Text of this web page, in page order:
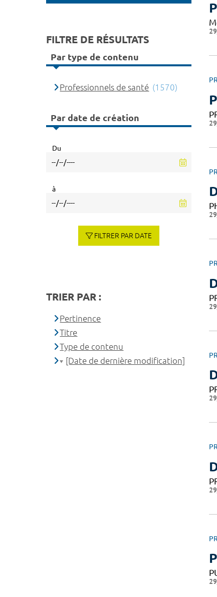
FILTRE DE RÉSULTATS
Par type de contenu
Professionnels de santé (1570)
Par date de création
Du
à
FILTRER PAR DATE
TRIER PAR :
Pertinence
Titre
Type de contenu
[Date de dernière modification]